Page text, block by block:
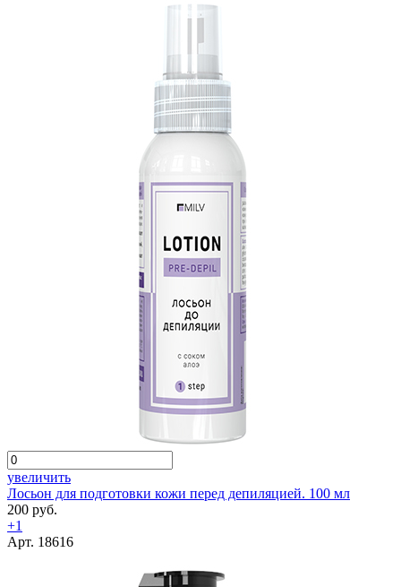
увеличить
Лосьон для подготовки кожи перед депиляцией. 100 мл
200 руб.
+1
Арт. 18616